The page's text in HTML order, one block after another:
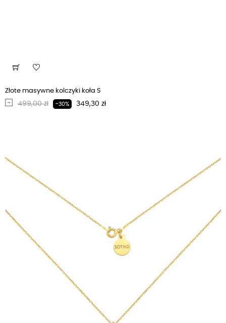
Złote masywne kolczyki koła S
Regularna cena
499,00 zł -30% Cena
349,30 zł